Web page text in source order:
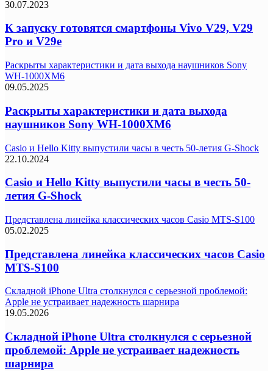
30.07.2023
К запуску готовятся смартфоны Vivo V29, V29
Pro и V29e
Раскрыты характеристики и дата выхода наушников Sony
WH-1000XM6
09.05.2025
Раскрыты характеристики и дата выхода
наушников Sony WH-1000XM6
Casio и Hello Kitty выпустили часы в честь 50-летия G-Shock
22.10.2024
Casio и Hello Kitty выпустили часы в честь 50-
летия G-Shock
Представлена линейка классических часов Casio MTS-S100
05.02.2025
Представлена линейка классических часов Casio
MTS-S100
Складной iPhone Ultra столкнулся с серьезной проблемой:
Apple не устраивает надежность шарнира
19.05.2026
Складной iPhone Ultra столкнулся с серьезной
проблемой: Apple не устраивает надежность
шарнира